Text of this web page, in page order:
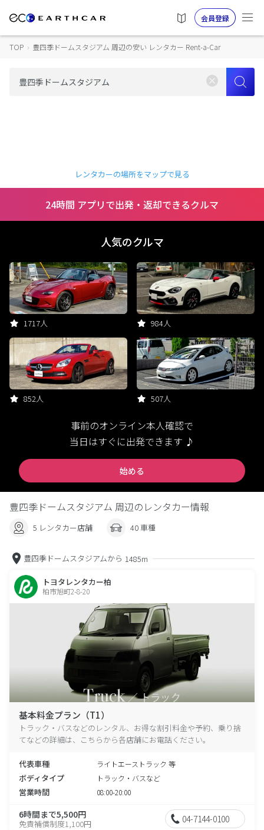
会員登録
TOP › 豊四季ドームスタジアム 周辺の安い レンタカー Rent-a-Car
レンタカーの場所をマップで見る
24時間 アプリで出発・返却できるクルマ
人気のクルマ
1717人 984人
852人 507人
事前のオンライン本人確認で
当日はすぐに出発できます ♪
始める
豊四季ドームスタジアム 周辺のレンタカー情報
5 レンタカー店舗 40 車種
豊四季ドームスタジアムから 1485m
トヨタレンタカー柏
柏市旭町2-8-20
基本料金プラン（T1）
トラック・バスなどのレンタル、お得な割引料金や予約、乗り捨
てなどの詳細は、こちらから各店舗にお電話ください。
代表車種 ライトエーストラック 等
ボディタイプ トラック・バスなど
営業時間 08:00-20:00
6時間まで5,500円
免責補償制度1,100円 04-7144-0100